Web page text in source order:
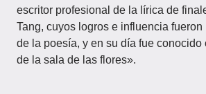
escritor profesional de la lírica de
Tang, cuyos logros e influencia
de la poesía, y en su día fue conocido
de la sala de las flores».